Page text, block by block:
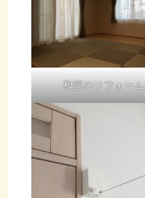
ア
ド
バ
イ
和室のリフォーム